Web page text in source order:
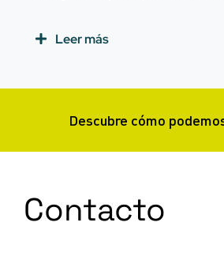
Leer más
Descubre cómo
Contacto